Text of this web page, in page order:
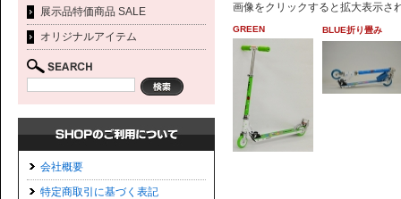
展示品特価商品 SALE
オリジナルアイテム
会社概要
特定商取引に基づく表記
画像をクリックすると拡大表示さ
GREEN BLUE折り畳み